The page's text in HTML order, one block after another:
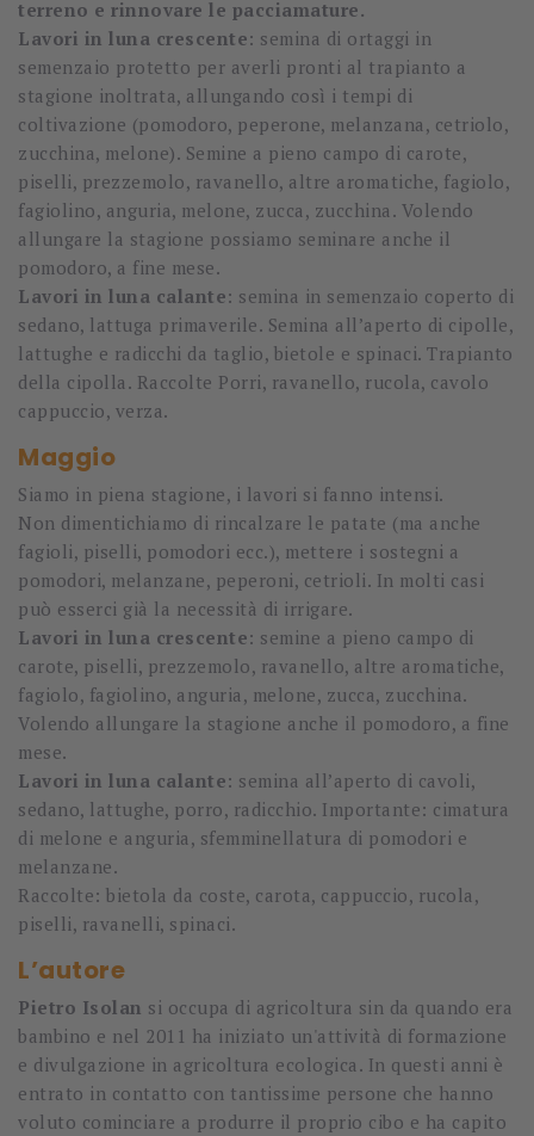
terreno e rinnovare le pacciamature.
Lavori in luna crescente: semina di ortaggi in
semenzaio protetto per averli pronti al trapianto a
stagione inoltrata, allungando così i tempi di
coltivazione (pomodoro, peperone, melanzana, cetriolo,
zucchina, melone). Semine a pieno campo di carote,
piselli, prezzemolo, ravanello, altre aromatiche, fagiolo,
fagiolino, anguria, melone, zucca, zucchina. Volendo
allungare la stagione possiamo seminare anche il
pomodoro, a fine mese.
Lavori in luna calante: semina in semenzaio coperto di
sedano, lattuga primaverile. Semina all’aperto di cipolle,
lattughe e radicchi da taglio, bietole e spinaci. Trapianto
della cipolla. Raccolte Porri, ravanello, rucola, cavolo
cappuccio, verza.
Maggio
Siamo in piena stagione, i lavori si fanno intensi.
Non dimentichiamo di rincalzare le patate (ma anche
fagioli, piselli, pomodori ecc.), mettere i sostegni a
pomodori, melanzane, peperoni, cetrioli. In molti casi
può esserci già la necessità di irrigare.
Lavori in luna crescente: semine a pieno campo di
carote, piselli, prezzemolo, ravanello, altre aromatiche,
fagiolo, fagiolino, anguria, melone, zucca, zucchina.
Volendo allungare la stagione anche il pomodoro, a fine
mese.
Lavori in luna calante: semina all’aperto di cavoli,
sedano, lattughe, porro, radicchio. Importante: cimatura
di melone e anguria, sfemminellatura di pomodori e
melanzane.
Raccolte: bietola da coste, carota, cappuccio, rucola,
piselli, ravanelli, spinaci.
L’autore
Pietro Isolan si occupa di agricoltura sin da quando era
bambino e nel 2011 ha iniziato un'attività di formazione
e divulgazione in agricoltura ecologica. In questi anni è
entrato in contatto con tantissime persone che hanno
voluto cominciare a produrre il proprio cibo e ha capito